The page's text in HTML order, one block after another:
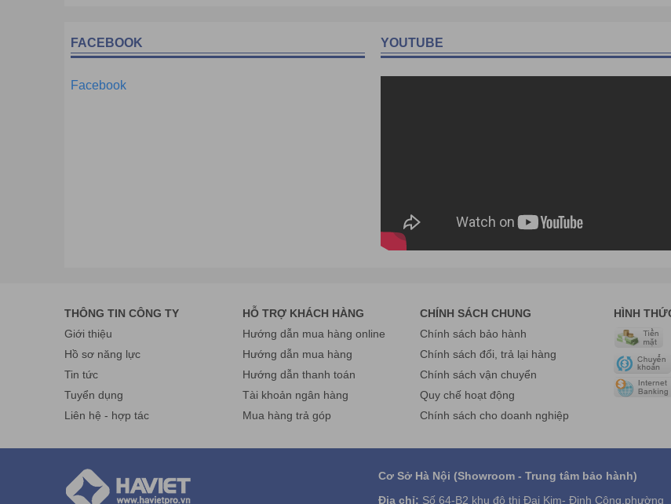
FACEBOOK
Facebook
YOUTUBE
THÔNG TIN CÔNG TY
Giới thiệu
Hồ sơ năng lực
Tin tức
Tuyển dụng
Liên hệ - hợp tác
HỖ TRỢ KHÁCH HÀNG
Hướng dẫn mua hàng online
Hướng dẫn mua hàng
Hướng dẫn thanh toán
Tài khoản ngân hàng
Mua hàng trả góp
CHÍNH SÁCH CHUNG
Chính sách bảo hành
Chính sách đổi, trả lại hàng
Chính sách vận chuyển
Quy chế hoạt động
Chính sách cho doanh nghiệp
HÌNH
Cơ Sở Hà Nội (Showroom - Trung tâm bảo hành)
Địa chỉ: Số 64-B2 khu đô thị Đại Kim- Định Công,phường